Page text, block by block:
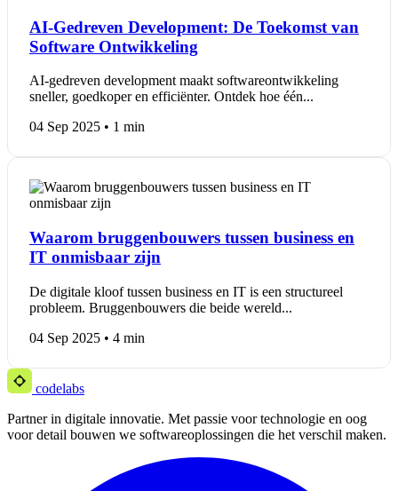
AI-Gedreven Development: De Toekomst van
Software Ontwikkeling
AI-gedreven development maakt softwareontwikkeling
sneller, goedkoper en efficiënter. Ontdek hoe één...
04 Sep 2025 • 1 min
Waarom bruggenbouwers tussen business en
IT onmisbaar zijn
De digitale kloof tussen business en IT is een structureel
probleem. Bruggenbouwers die beide wereld...
04 Sep 2025 • 4 min
codelabs
Partner in digitale innovatie. Met passie voor technologie en oog
voor detail bouwen we softwareoplossingen die het verschil maken.